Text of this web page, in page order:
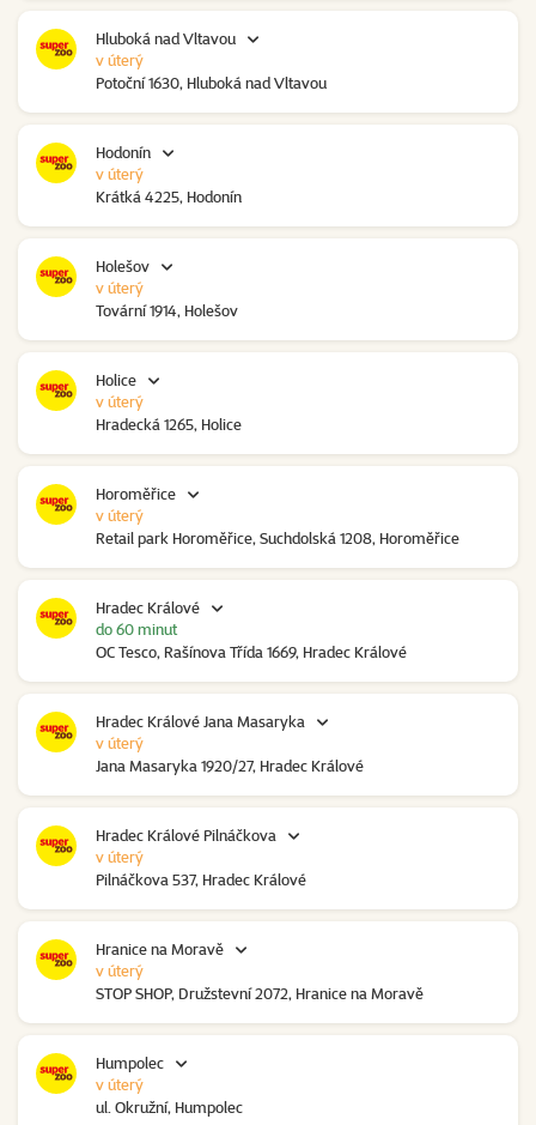
Hluboká nad Vltavou
Potoční 1630, Hluboká nad Vltavou
v úterý
Hodonín
Krátká 4225, Hodonín
v úterý
Holešov
Tovární 1914, Holešov
v úterý
Holice
Hradecká 1265, Holice
v úterý
Horoměřice
Retail park Horoměřice, Suchdolská 1208, Horoměřice
v úterý
Hradec Králové
OC Tesco, Rašínova Třída 1669, Hradec Králové
do 60 minut
Hradec Králové Jana Masaryka
Jana Masaryka 1920/27, Hradec Králové
v úterý
Hradec Králové Pilnáčkova
Pilnáčkova 537, Hradec Králové
v úterý
Hranice na Moravě
STOP SHOP, Družstevní 2072, Hranice na Moravě
v úterý
Humpolec
ul. Okružní, Humpolec
v úterý